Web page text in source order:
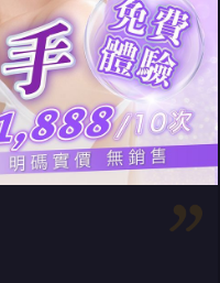
去暗瘡，又
得，我都得
之後，啲暗瘡